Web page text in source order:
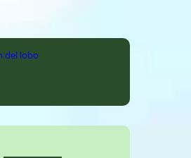
del lobo